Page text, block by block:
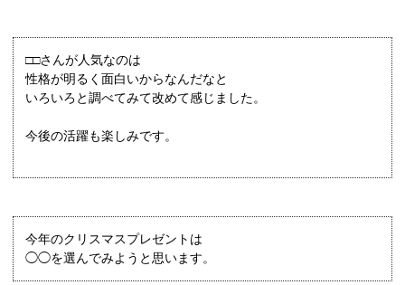
□□さんが人気なのは
性格が明るく面白いからなんだなと
いろいろと調べてみて改めて感じました。
今後の活躍も楽しみです。
今年のクリスマスプレゼントは
◯◯を選んでみようと思います。